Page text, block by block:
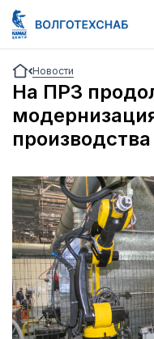
Новости
На ПРЗ
производства